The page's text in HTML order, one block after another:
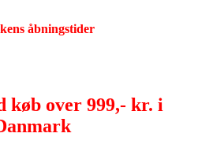
åbningstider
køb over 999,- kr. i